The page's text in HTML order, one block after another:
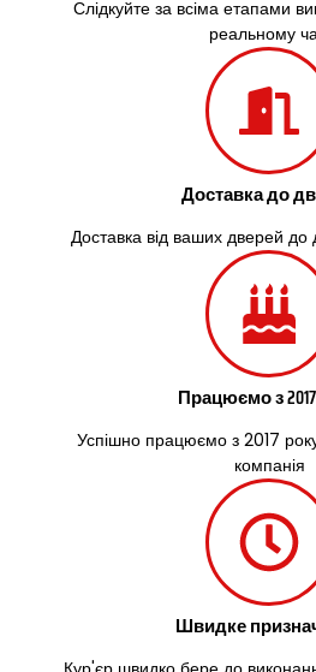
Слідкуйте за всіма етапами
реальному
Доставка до
Доставка від ваших дверей
Працюємо з
Успішно працюємо з 2017
компанія
Швидке